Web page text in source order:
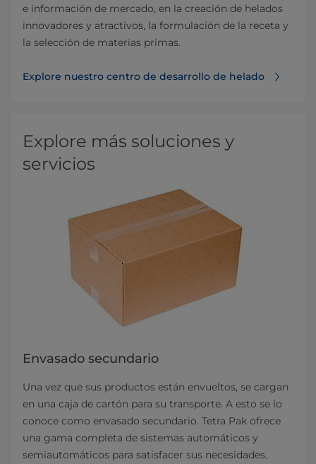
e información de mercado, en la creación de helados
innovadores y atractivos, la formulación de la receta y
la selección de materias primas.
Explore nuestro centro de desarrollo de helado
Explore más soluciones y
servicios
Envasado secundario
Una vez que sus productos están envueltos, se cargan
en una caja de cartón para su transporte. A esto se lo
conoce como envasado secundario. Tetra Pak ofrece
una gama completa de sistemas automáticos y
semiautomáticos para satisfacer sus necesidades.